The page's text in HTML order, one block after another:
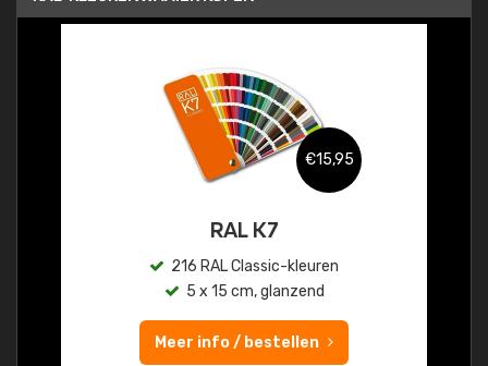
€15,95
RAL K7
216 RAL Classic-kleuren
5 x 15 cm, glanzend
Meer info / bestellen